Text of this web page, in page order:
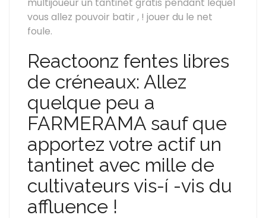
vous allez pouvoir batir , ! jouer du le net
foule.
Reactoonz fentes libres
de créneaux: Allez
quelque peu a
FARMERAMA sauf que
apportez votre actif un
tantinet avec mille de
cultivateurs vis-í -vis du
affluence !